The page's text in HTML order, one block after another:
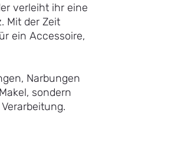
verleiht ihr eine
Mit der Zeit
ein Accessoire,
Narbungen
sondern